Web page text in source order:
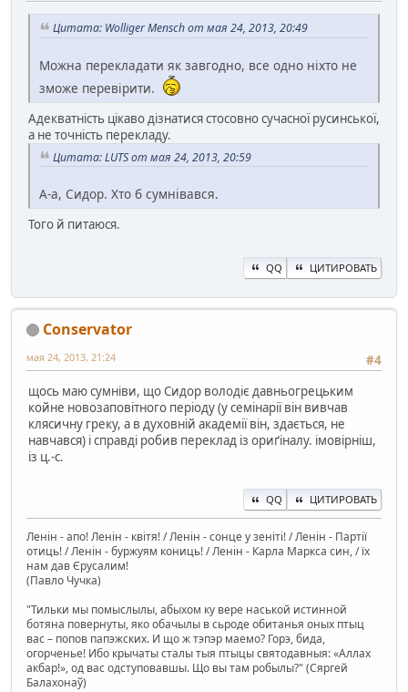
Цитата: Wolliger Mensch от мая 24, 2013, 20:49
Можна перекладати як завгодно, все одно ніхто не
зможе перевірити.
Адекватність цікаво дізнатися стосовно сучасної русинської,
а не точність перекладу.
Цитата: LUTS от мая 24, 2013, 20:59
А-а, Сидор. Хто б сумнівався.
Того й питаюся.
QQ ЦИТИРОВАТЬ
Conservator
#4
мая 24, 2013, 21:24
щось маю сумніви, що Сидор володіє давньогрецьким
койне новозаповітного періоду (у семінарії він вивчав
клясичну греку, а в духовній академії він, здається, не
навчався) і справді робив переклад із ориґіналу. імовірніш,
із ц.-с.
QQ ЦИТИРОВАТЬ
Ленін - апо! Ленін - квітя! / Ленін - сонце у зеніті! / Ленін - Партії
отиць! / Ленін - буржуям кониць! / Ленін - Карла Маркса син, / їх
нам дав Єрусалим!
(Павло Чучка)
"Тильки мы помыслылы, абыхом ку вере наськой истинной
ботяна повернуты, яко обачылы в сьроде обитанья оных птыц
вас – попов папэжских. И що ж тэпэр маемо? Горэ, бида,
огорченье! Ибо крычаты сталы тыя птыцы святодавныя: «Аллах
акбар!», од вас одступовавшы. Що вы там робылы?" (Сяргей
Балахонаў)